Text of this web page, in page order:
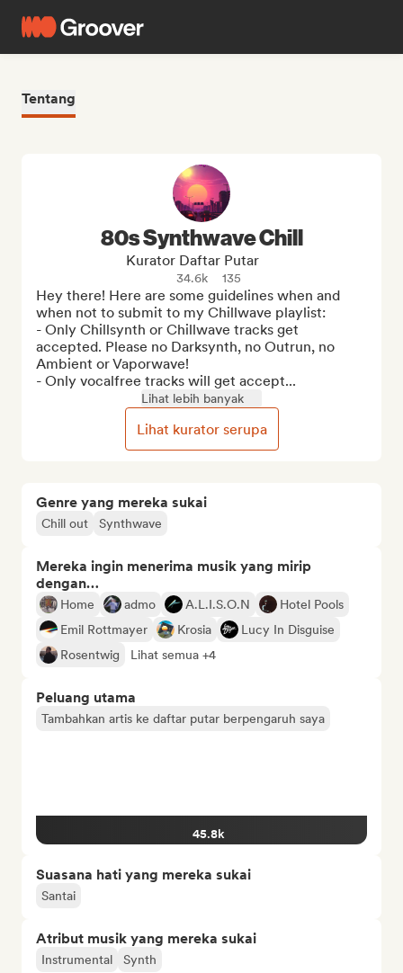
Tentang
Genre yang mereka sukai
Chill out Synthwave
Mereka ingin menerima musik yang mirip
dengan…
Home admo A.L.I.S.O.N
Hotel Pools
Emil Rottmayer
Krosia
Lucy In Disguise
Rosentwig
Lihat semua +4
Peluang utama
Tambahkan artis ke daftar putar berpengaruh saya
45.8k
Suasana hati yang mereka sukai
Santai
Atribut musik yang mereka sukai
Instrumental Synth
80s Synthwave Chill
Kurator Daftar Putar
34.6k 135
Hey there! Here are some guidelines when and
when not to submit to my Chillwave playlist:
- Only Chillsynth or Chillwave tracks get
accepted. Please no Darksynth, no Outrun, no
Ambient or Vaporwave!
- Only vocalfree tracks will get accept...
Lihat lebih banyak
Lihat kurator serupa